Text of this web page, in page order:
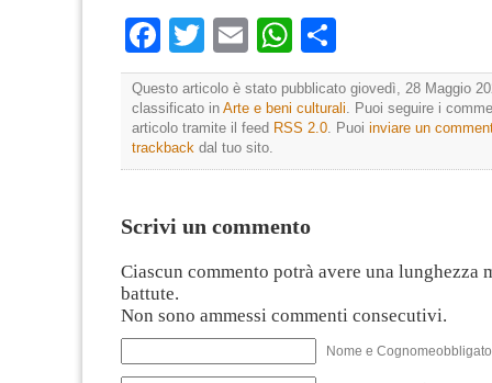
Facebook
TwitterEmailWhatsApp
Questo articolo è stato pubblicato giovedì, 28 Maggio
classificato in Arte e beni culturali . Puoi seguire i
articolo tramite il feed RSS 2.0 . Puoi inviare un
trackback dal tuo sito.
Scrivi un commento
Ciascun commento potrà avere una lunghezza
battute.
Non sono ammessi commenti consecutivi.
Nome e